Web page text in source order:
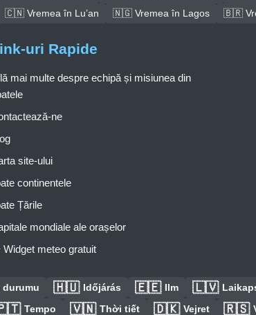
🇨🇳 Vremea în Lu’an 🇳🇬 Vremea în Lagos 🇧🇷
uri Rapide
mai multe despre echipă și misiunea din
ne
site-ului
continentele
Țările
mondiale ale orașelor
Widget meteo gratuit
durumu 🇭🇺 Időjárás 🇪🇪 Ilm 🇱🇻
Tempo 🇻🇳 Thời tiết 🇩🇰 Vejret 🇷🇸